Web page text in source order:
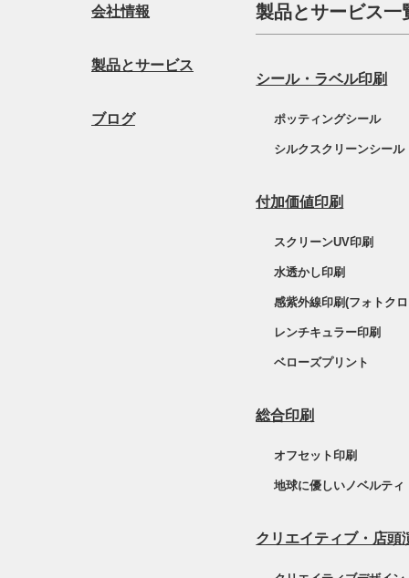
会社情報
製品とサービス
ブログ
製品とサービス一
シール・ラベル印刷
ポッティングシール
シルクスクリーンシール
付加価値印刷
スクリーンUV印刷
水透かし印刷
感紫外線印刷(フォトク
レンチキュラー印刷
ベローズプリント
総合印刷
オフセット印刷
地球に優しいノベルティ
クリエイティブ・店頭